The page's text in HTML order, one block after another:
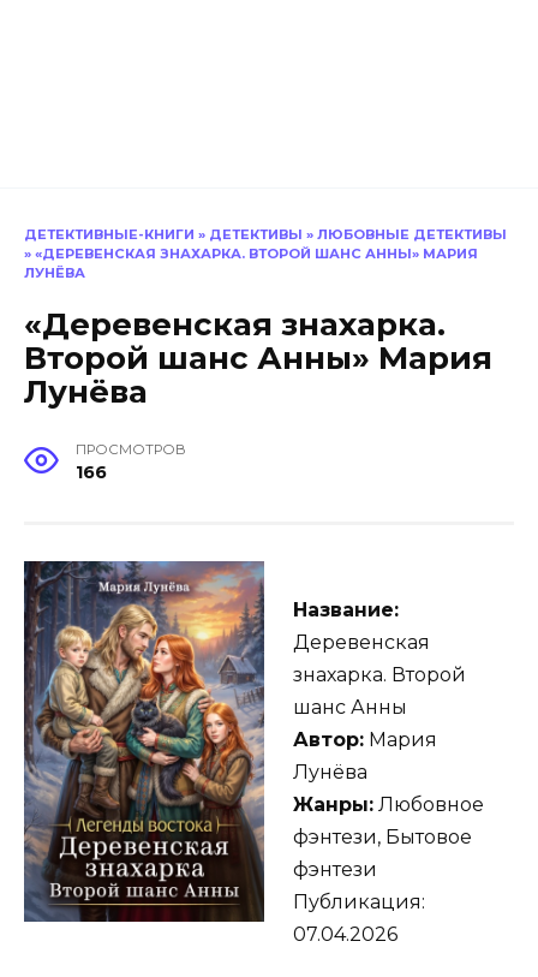
ДЕТЕКТИВНЫЕ-КНИГИ » ДЕТЕКТИВЫ » ЛЮБОВНЫЕ ДЕТЕКТИВЫ
» «ДЕРЕВЕНСКАЯ ЗНАХАРКА. ВТОРОЙ ШАНС АННЫ» МАРИЯ
ЛУНЁВА
«Деревенская знахарка.
Второй шанс Анны» Мария
Лунёва
ПРОСМОТРОВ
166
Название:
Деревенская
знахарка. Второй
шанс Анны
Автор: Мария
Лунёва
Жанры: Любовное
фэнтези, Бытовое
фэнтези
Публикация:
07.04.2026